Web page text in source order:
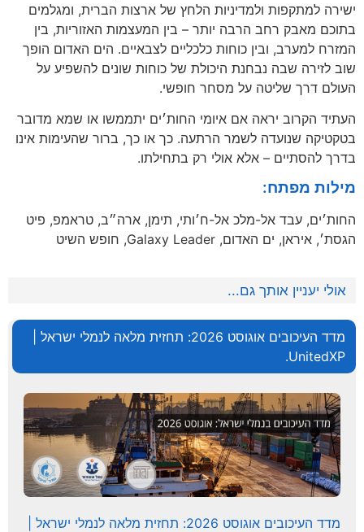
ישירה למתקפות ולמדיניות הלחץ של ארצות הברית, ומגלמים
בתוכם מאבק רחב הרבה יותר – בין המעצמות האזוריות, בין
המזרח למערב, ובין כוחות כלכליים לצבאיים. הים האדום הופך
שוב לזירה שבה נבחנת היכולת של כוחות שונים להשפיע על
העולם דרך שליטה על מסחר חופשי.
העתיד הקרוב יראה אם איומי החות׳ים יתממשו או שמא מדובר
בטקטיקה שנועדה לשמר הרתעה. כך או כך, ברור שהעימות אינו
בדרך להסתיים – אלא אולי רק בתחילתו.
מילות מפתח:
החות׳ים, עבד אל-מלכ אל-ח׳ותי, תימן, ארה״ב, טראמפ, פיט
הגסת׳, איראן, ים האדום, Galaxy Leader, חופש השיט
אולי יעניין אותך גם...
מדד העיכובים אוגוסט 2026: תחזית מלאה לנמלי ישראל |
UnitedXP.
מדד העיכובים אוגוסט 2026: תחזית מלאה לנמלי ישראל |